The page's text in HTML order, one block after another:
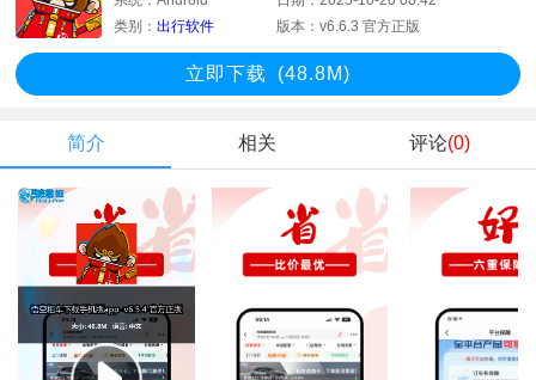
类别：出行软件 版本：v6.6.3 官方正版
立即下载 (48.8M)
简介 相关 评论(0)